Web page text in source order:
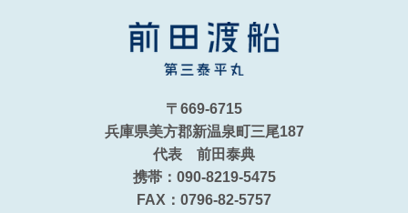
〒669-6715
兵庫県美方郡新温泉町三尾187
代表 前田泰典
携帯：090-8219-5475
FAX：0796-82-5757